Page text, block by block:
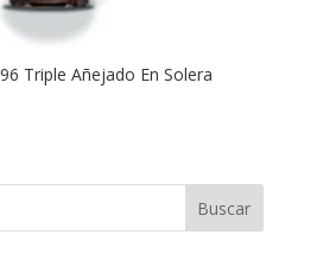
Triple Añejado En Solera
Buscar